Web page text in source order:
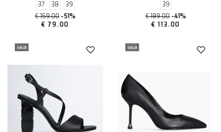
37
38
39
€ 159.00 -51%
€ 79.00
39
€ 189.00 -41%
€ 113.00
SALDI SALDI